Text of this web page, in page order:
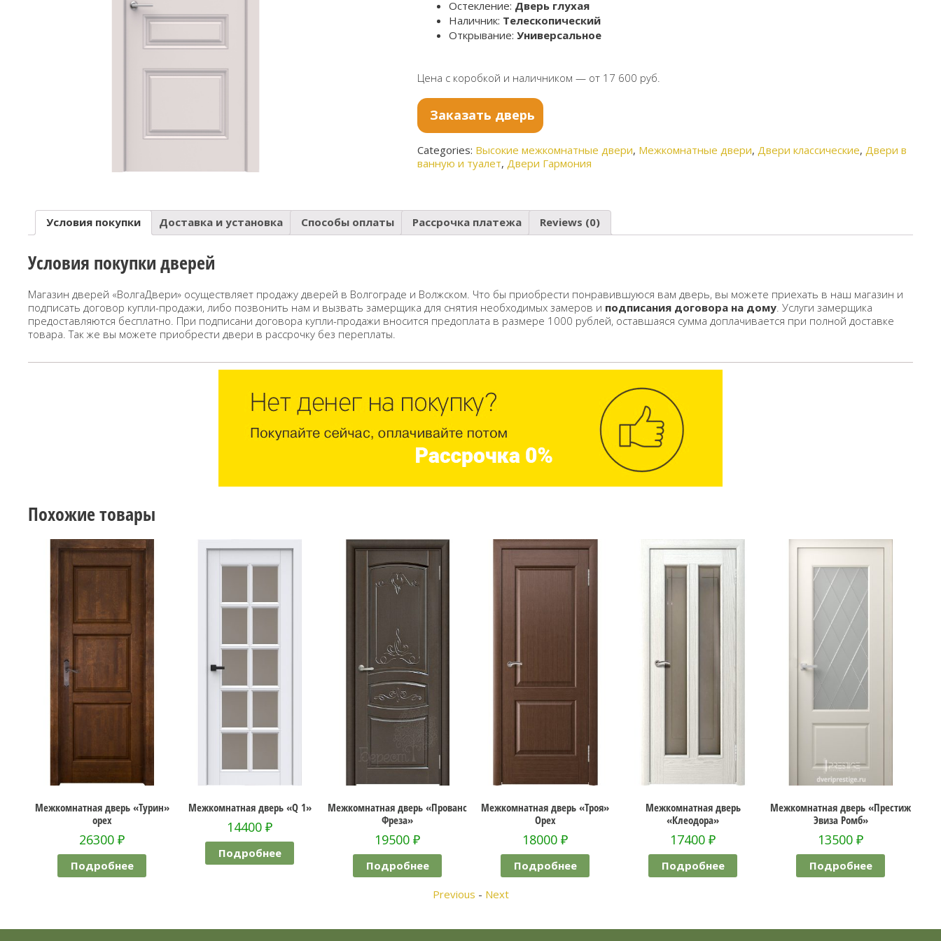
Остекление: Дверь глухая
Наличник: Телескопический
Открывание:Универсальное
Цена с коробкой и наличником — от 17 600 руб.
Заказать дверь
Categories: Высокие межкомнатные двери, Межкомнатные двери, Двери классические, Двери в
ванную и туалет, Двери Гармония
Условия покупки Доставка и установка Способы оплаты Рассрочка платежа Reviews (0)
Условия покупки дверей
Магазин дверей «ВолгаДвери» осуществляет продажу дверей в Волгограде и Волжском. Что бы приобрести понравившуюся вам дверь, вы можете приехать в наш магазин и
подписать договор купли-продажи, либо позвонить нам и вызвать замерщика для снятия необходимых замеров и подписания договора на дому . Услуги замерщика
предоставляются бесплатно. При подписани договора купли-продажи вносится предоплата в размере 1000 рублей, оставшаяся сумма доплачивается при полной доставке
товара. Так же вы можете приобрести двери в рассрочку без переплаты.
Похожие товары
Межкомнатная дверь «Турин»
орех
26300 ₽
Подробнее
Межкомнатная дверь «Q 1»
14400 ₽
Подробнее
Межкомнатная дверь «Прованс
Фреза»
19500 ₽
Подробнее
Межкомнатная дверь «Троя»
Орех
18000 ₽
Подробнее
Межкомнатная дверь
«Клеодора»
17400 ₽
Подробнее
Межкомнатная дверь «Престиж
Эвиза Ромб»
13500 ₽
Подробнее
Previous - Next